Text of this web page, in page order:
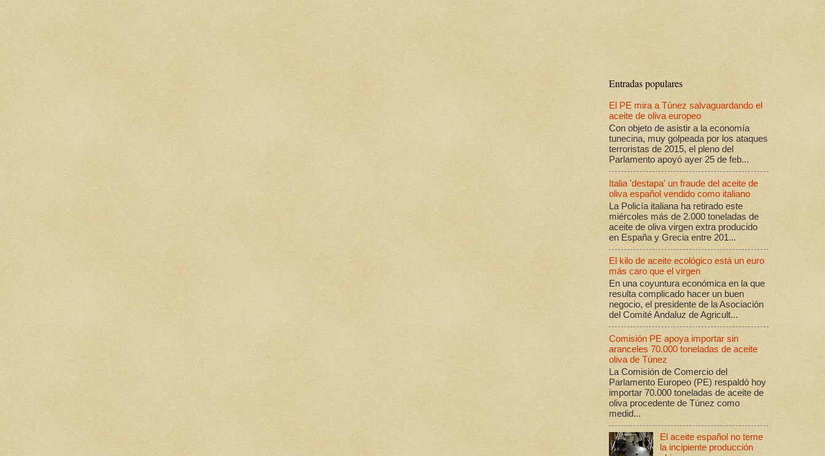
Entradas populares
El PE mira a Túnez salvaguardando el
aceite de oliva europeo
Con objeto de asistir a la economía
tunecina, muy golpeada por los ataques
terroristas de 2015, el pleno del
Parlamento apoyó ayer 25 de feb...
Italia 'destapa' un fraude del aceite de
oliva español vendido como italiano
La Policía italiana ha retirado este
miércoles más de 2.000 toneladas de
aceite de oliva virgen extra producido
en España y Grecia entre 201...
El kilo de aceite ecológico está un euro
más caro que el virgen
En una coyuntura económica en la que
resulta complicado hacer un buen
negocio, el presidente de la Asociación
del Comité Andaluz de Agricult...
Comisión PE apoya importar sin
aranceles 70.000 toneladas de aceite
oliva de Túnez
La Comisión de Comercio del
Parlamento Europeo (PE) respaldó hoy
importar 70.000 toneladas de aceite de
oliva procedente de Túnez como
medid...
El aceite español no teme
la incipiente producción